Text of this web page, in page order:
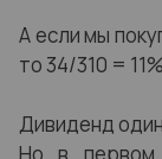
А если мы
то 34/310 =
Дивиденд